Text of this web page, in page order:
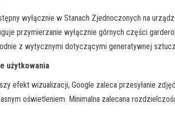
wyłącznie w Stanach Zjednoczonych na
przymierzanie wyłącznie górnych części
z wytycznymi dotyczącymi generatywnej
użytkowania
efekt wizualizacji, Google zaleca przesyłanie
oświetleniem. Minimalna zalecana